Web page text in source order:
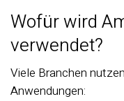
Wofür wird
verwendet?
Viele Branchen
Anwendungen: